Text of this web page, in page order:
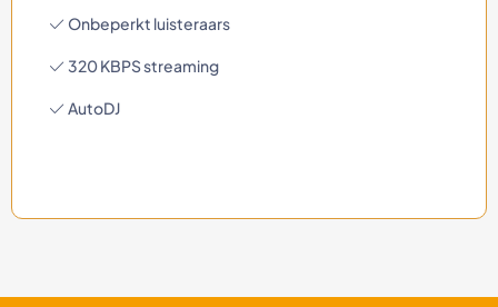
Onbeperkt luisteraars
320 KBPS streaming
AutoDJ